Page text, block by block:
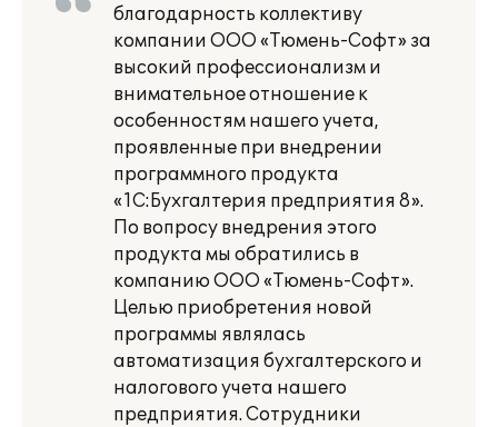
благодарность коллективу
компании ООО «Тюмень-Софт» за
высокий профессионализм и
внимательное отношение к
особенностям нашего учета,
проявленные при внедрении
программного продукта
«1С:Бухгалтерия предприятия 8».
По вопросу внедрения этого
продукта мы обратились в
компанию ООО «Тюмень-Софт».
Целью приобретения новой
программы являлась
автоматизация бухгалтерского и
налогового учета нашего
предприятия. Сотрудники